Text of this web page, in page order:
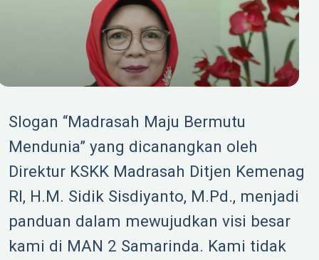
Slogan “Madrasah Maju Bermutu
Mendunia” yang dicanangkan oleh
Direktur KSKK Madrasah Ditjen Kemenag
RI, H.M. Sidik Sisdiyanto, M.Pd., menjadi
panduan dalam mewujudkan visi besar
kami di MAN 2 Samarinda. Kami tidak